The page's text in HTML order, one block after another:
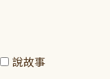
說故事